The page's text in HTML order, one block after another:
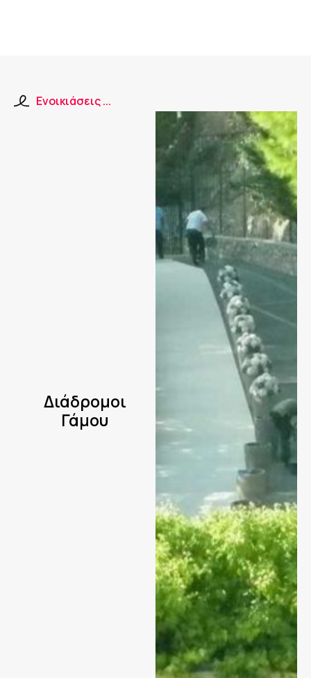
Ενοικιάσεις ...
Διάδρομοι
Γάμου